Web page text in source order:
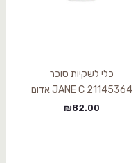
כלי לשקיות סוכר
21145364 JANE C אדום
₪82.00